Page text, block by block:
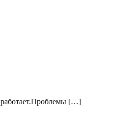
работает.Проблемы […]